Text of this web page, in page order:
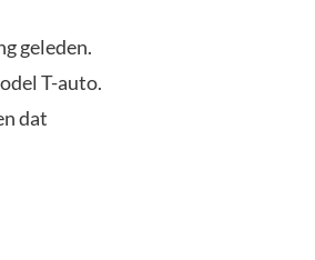
geleden.
T-auto.
dat